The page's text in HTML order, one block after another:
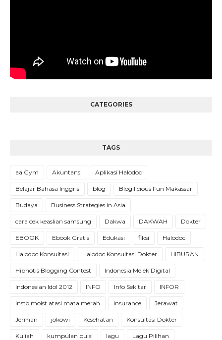
CATEGORIES
TAGS
aa Gym Akuntansi Aplikasi Halodoc
Belajar Bahasa Inggris blog Blogilicious Fun Makassar
Budaya Business Strategies in Asia
cara cek keaslian samsung Dakwa DAKWAH Dokter
EBOOK Ebook Gratis Edukasi fiksi Halodoc
Halodoc Konsultasi Halodoc Konsultasi Dokter HIBURAN
Hipnotis Blogging Contest Indonesia Melek Digital
Indonesian Idol 2012 INFO Info Sekitar INFOR
insto moist atasi mata merah insurance Jerawat
Jerman jokowi Kesehatan Konsultasi Dokter
Kuliah kumpulan puisi lagu Lagu Pilihan